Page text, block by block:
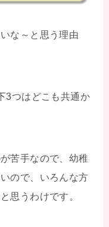
な～と思う理由
3つはどこも共通か
苦手なので、幼稚
ので、いろんな方
思うわけです。